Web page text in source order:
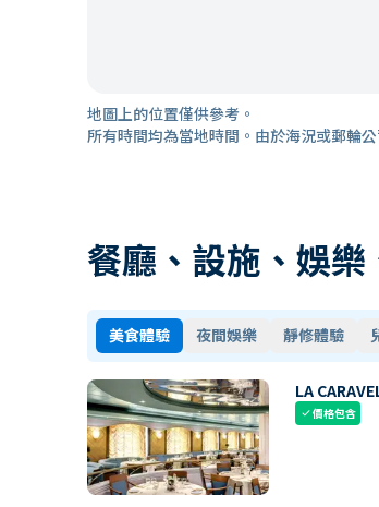
地圖上的位置僅供參考。
所有時間均為當地時間。由於海況或郵輪
餐廳、設施、娛樂
美食體驗 夜間娛樂 靜修體驗
LA
check價格包含